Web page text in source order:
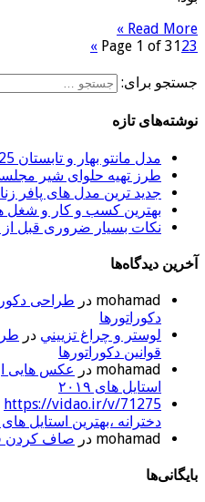
Read More »
Page 1 of 3123
»
جستجو برای:
نوشته‌های تازه
مدل مانتو بهار و تابستان 2025 برندهای ایرانی
طرز تهیه حلوای شیر
جدید ترین مدل های پافر
بهترین کسب و کار و شغل
نکات بسیار ضروری قبل از
آخرین دیدگاه‌ها
mohamad در طراحی
دکوراتورها
لوستر و چراغ تزييني در
قوانین دکوراتورها
mohamad در عکس هایی
استایل های ۲۰۱۹
https://vidao.ir/v/71275
دخترانه ،بهترین استایل های ۲۰۱۹
mohamad در صاف کردن
بایگانی‌ها